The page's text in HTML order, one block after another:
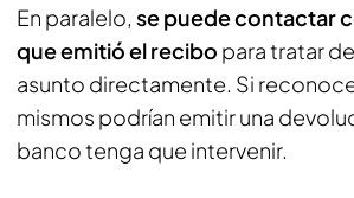
En paralelo, se puede contactar
que emitió el recibo para tratar
asunto directamente. Si
mismos podrían emitir una
banco tenga que intervenir.